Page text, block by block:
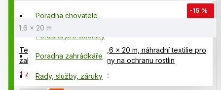
Poradna chovatele
Poradna pro skleníky
Poradna zahrádkáře
Rady, služby, záruky
-15 %
1,6 x 20 m
Textilie na ochranu rostlin 1,6 x 20 m, náhradní textilie pro
zahradní fóliovník, na záhony na ochranu rostlin
1 425,00 Kč 1 685,00 Kč